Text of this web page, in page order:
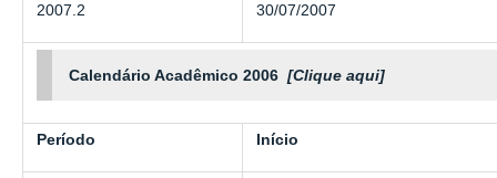
2007.2 30/07/2007
Calendário Acadêmico 2006 [Clique aqui]
Período Início